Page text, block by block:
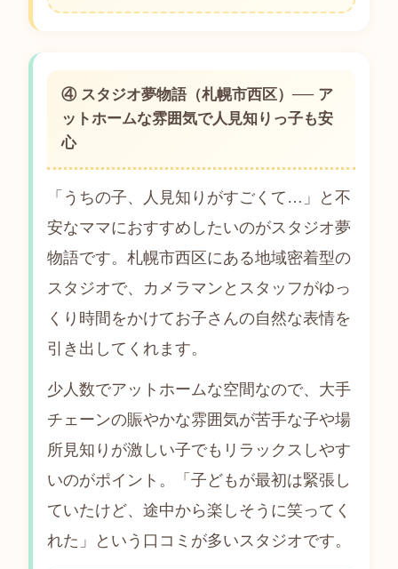
④ スタジオ夢物語（札幌市西区）── ア
ットホームな雰囲気で人見知りっ子も安
心
「うちの子、人見知りがすごくて…」と不
安なママにおすすめしたいのがスタジオ夢
物語です。札幌市西区にある地域密着型の
スタジオで、カメラマンとスタッフがゆっ
くり時間をかけてお子さんの自然な表情を
引き出してくれます。
少人数でアットホームな空間なので、大手
チェーンの賑やかな雰囲気が苦手な子や場
所見知りが激しい子でもリラックスしやす
いのがポイント。「子どもが最初は緊張し
ていたけど、途中から楽しそうに笑ってく
れた」という口コミが多いスタジオです。